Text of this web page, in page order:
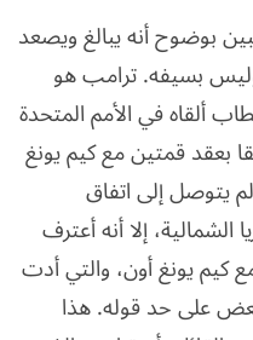
بوضوح أنه يبالغ ويصعد
بسيفه. ترامب هو
ألقاه في الأمم المتحدة
بعقد قمتين مع كيم يونغ
يتوصل إلى اتفاق
الشمالية، إلا أنه أعترف
كيم يونغ أون، والتي أدت
على حد قوله. هذا